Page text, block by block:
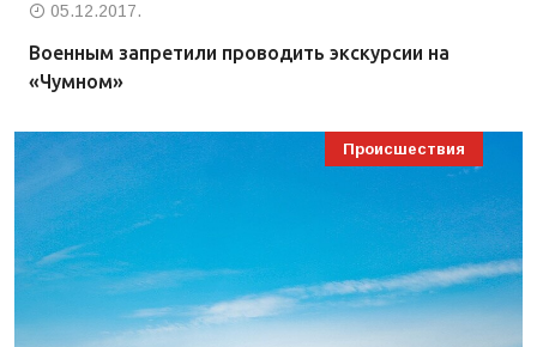
05.12.2017.
Военным запретили проводить экскурсии на
«Чумном»
Происшествия